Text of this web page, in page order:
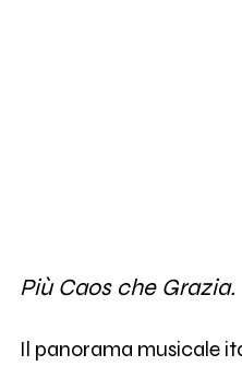
Più Caos che Grazia.
Il panorama musicale